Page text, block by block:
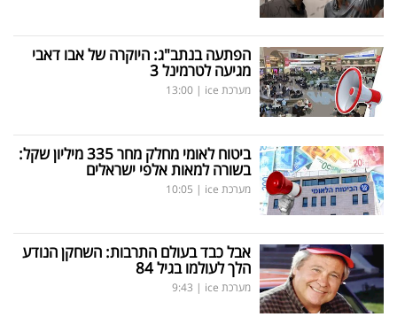
הפתעה בנתב"ג: היוקרה של אבו דאבי
מגיעה לטרמינל 3
מערכת ice |
13:00
ביטוח לאומי מחלק מחר 335 מיליון שקל:
בשורה למאות אלפי ישראלים
מערכת ice |
10:05
אבל כבד בעולם התרבות: השחקן הנודע
הלך לעולמו בגיל 84
מערכת ice |
9:43